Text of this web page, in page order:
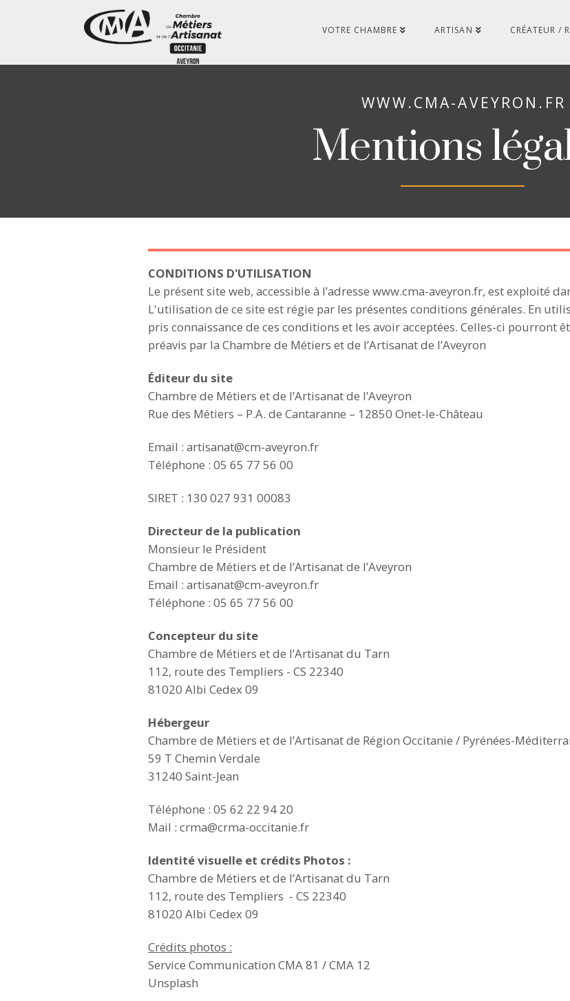
VOTRE CHAMBRE ARTISAN CRÉATEUR /
WWW.CMA-AVEYRON.FR
Mentions
CONDITIONS D'UTILISATION
Le présent site web, accessible à l’adresse www.cma-aveyron.fr, est exploité
L'utilisation de ce site est régie par les présentes conditions générales. En
pris connaissance de ces conditions et les avoir acceptées. Celles-ci pourront
préavis par la Chambre de Métiers et de l’Artisanat de l’Aveyron
Éditeur du site
Chambre de Métiers et de l’Artisanat de l’Aveyron
Rue des Métiers – P.A. de Cantaranne – 12850 Onet-le-Château
Email : artisanat@cm-aveyron.fr
Téléphone : 05 65 77 56 00
SIRET : 130 027 931 00083
Directeur de la publication
Monsieur le Président
Chambre de Métiers et de l’Artisanat de l’Aveyron
Email : artisanat@cm-aveyron.fr
Téléphone : 05 65 77 56 00
Concepteur du site
Chambre de Métiers et de l’Artisanat du Tarn
112, route des Templiers - CS 22340
81020 Albi Cedex 09
Hébergeur
Chambre de Métiers et de l’Artisanat de Région Occitanie / Pyrénées-
59 T Chemin Verdale
31240 Saint-Jean
Téléphone : 05 62 22 94 20
Mail : crma@crma-occitanie.fr
Identité visuelle et crédits Photos :
Chambre de Métiers et de l’Artisanat du Tarn
112, route des Templiers - CS 22340
81020 Albi Cedex 09
Crédits photos :
Service Communication CMA 81 / CMA 12
Unsplash